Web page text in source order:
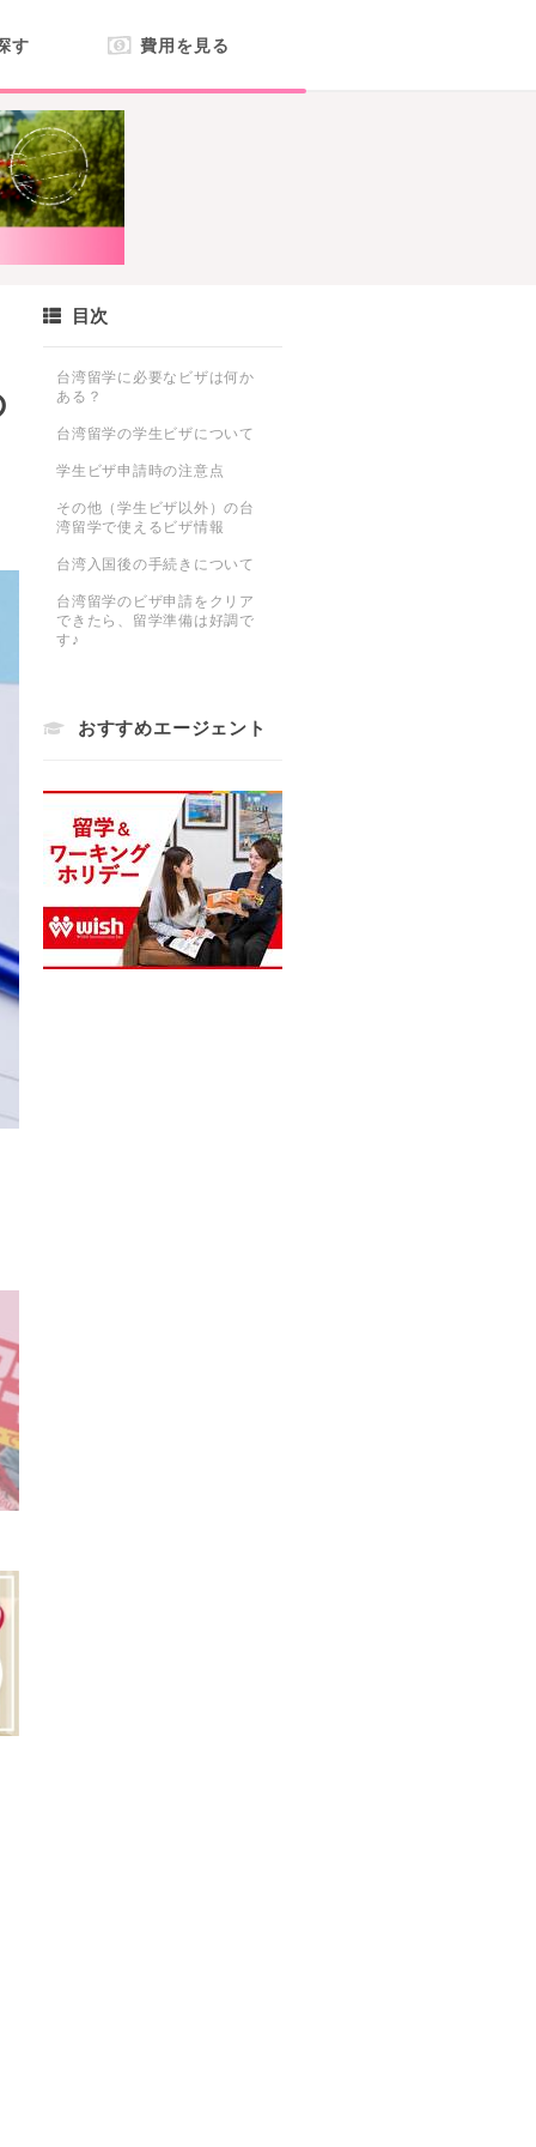
す 費用を見る
目次
台湾留学に必要なビザは何か
ある？
台湾留学の学生ビザについて
学生ビザ申請時の注意点
その他（学生ビザ以外）の台
湾留学で使えるビザ情報
台湾入国後の手続きについて
台湾留学のビザ申請をクリア
できたら、留学準備は好調で
す♪
おすすめエージェント